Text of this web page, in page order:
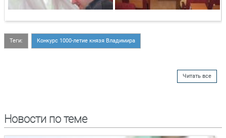
Теги: Конкурс 1000-летие князя Владимира
Читать все
Новости по теме